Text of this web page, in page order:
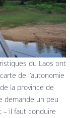
du Laos ont
de l’autonomie
la province de
demande un peu
– il faut conduire